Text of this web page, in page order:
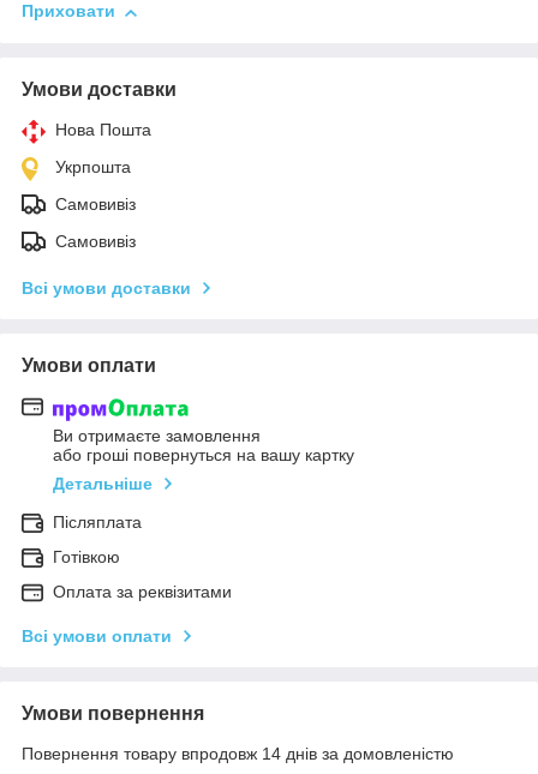
Приховати
Умови доставки
Нова Пошта
Укрпошта
Самовивіз
Самовивіз
Всі умови доставки
Умови оплати
Ви отримаєте замовлення
або гроші повернуться на вашу картку
Детальніше
Післяплата
Готівкою
Оплата за реквізитами
Всі умови оплати
Умови повернення
Повернення товару впродовж 14 днів за домовленістю